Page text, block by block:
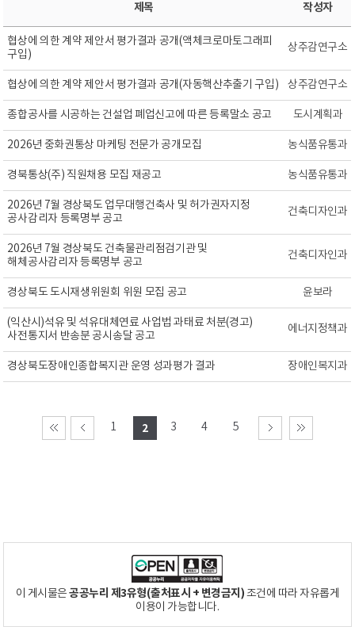
제목 작성자
협상에 의한 계약 제안서 평가결과 공개(액체크로마토그래피
구입)
상주감연구소
협상에 의한 계약 제안서 평가결과 공개(자동핵산추출기 구입) 상주감연구소
종합공사를 시공하는 건설업 폐업신고에 따른 등록말소 공고 도시계획과
2026년 중화권통상 마케팅 전문가 공개모집 농식품유통과
경북통상(주) 직원채용 모집 재공고 농식품유통과
2026년 7월 경상북도 업무대행건축사 및 허가권자지정
공사감리자 등록명부 공고
건축디자인과
2026년 7월 경상북도 건축물관리점검기관 및
해체공사감리자 등록명부 공고
건축디자인과
경상북도 도시재생위원회 위원 모집 공고 윤보라
(익산시)석유 및 석유대체연료 사업법 과태료 처분(경고)
사전통지서 반송분 공시송달 공고
에너지정책과
경상북도장애인종합복지관 운영 성과평가 결과 장애인복지과
1 2 3 4 5
이 게시물은공공누리 제3유형(출처표시 + 변경금지)조건에 따라 자유롭게
이용이 가능합니다.